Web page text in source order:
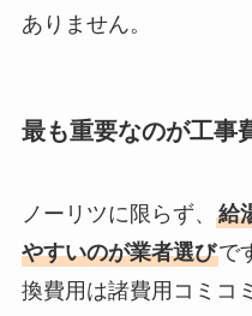
ありません。
最も重要なのが工事
ノーリツに限らず、 給
やすいのが業者選びで
換費用は諸費用コミコ